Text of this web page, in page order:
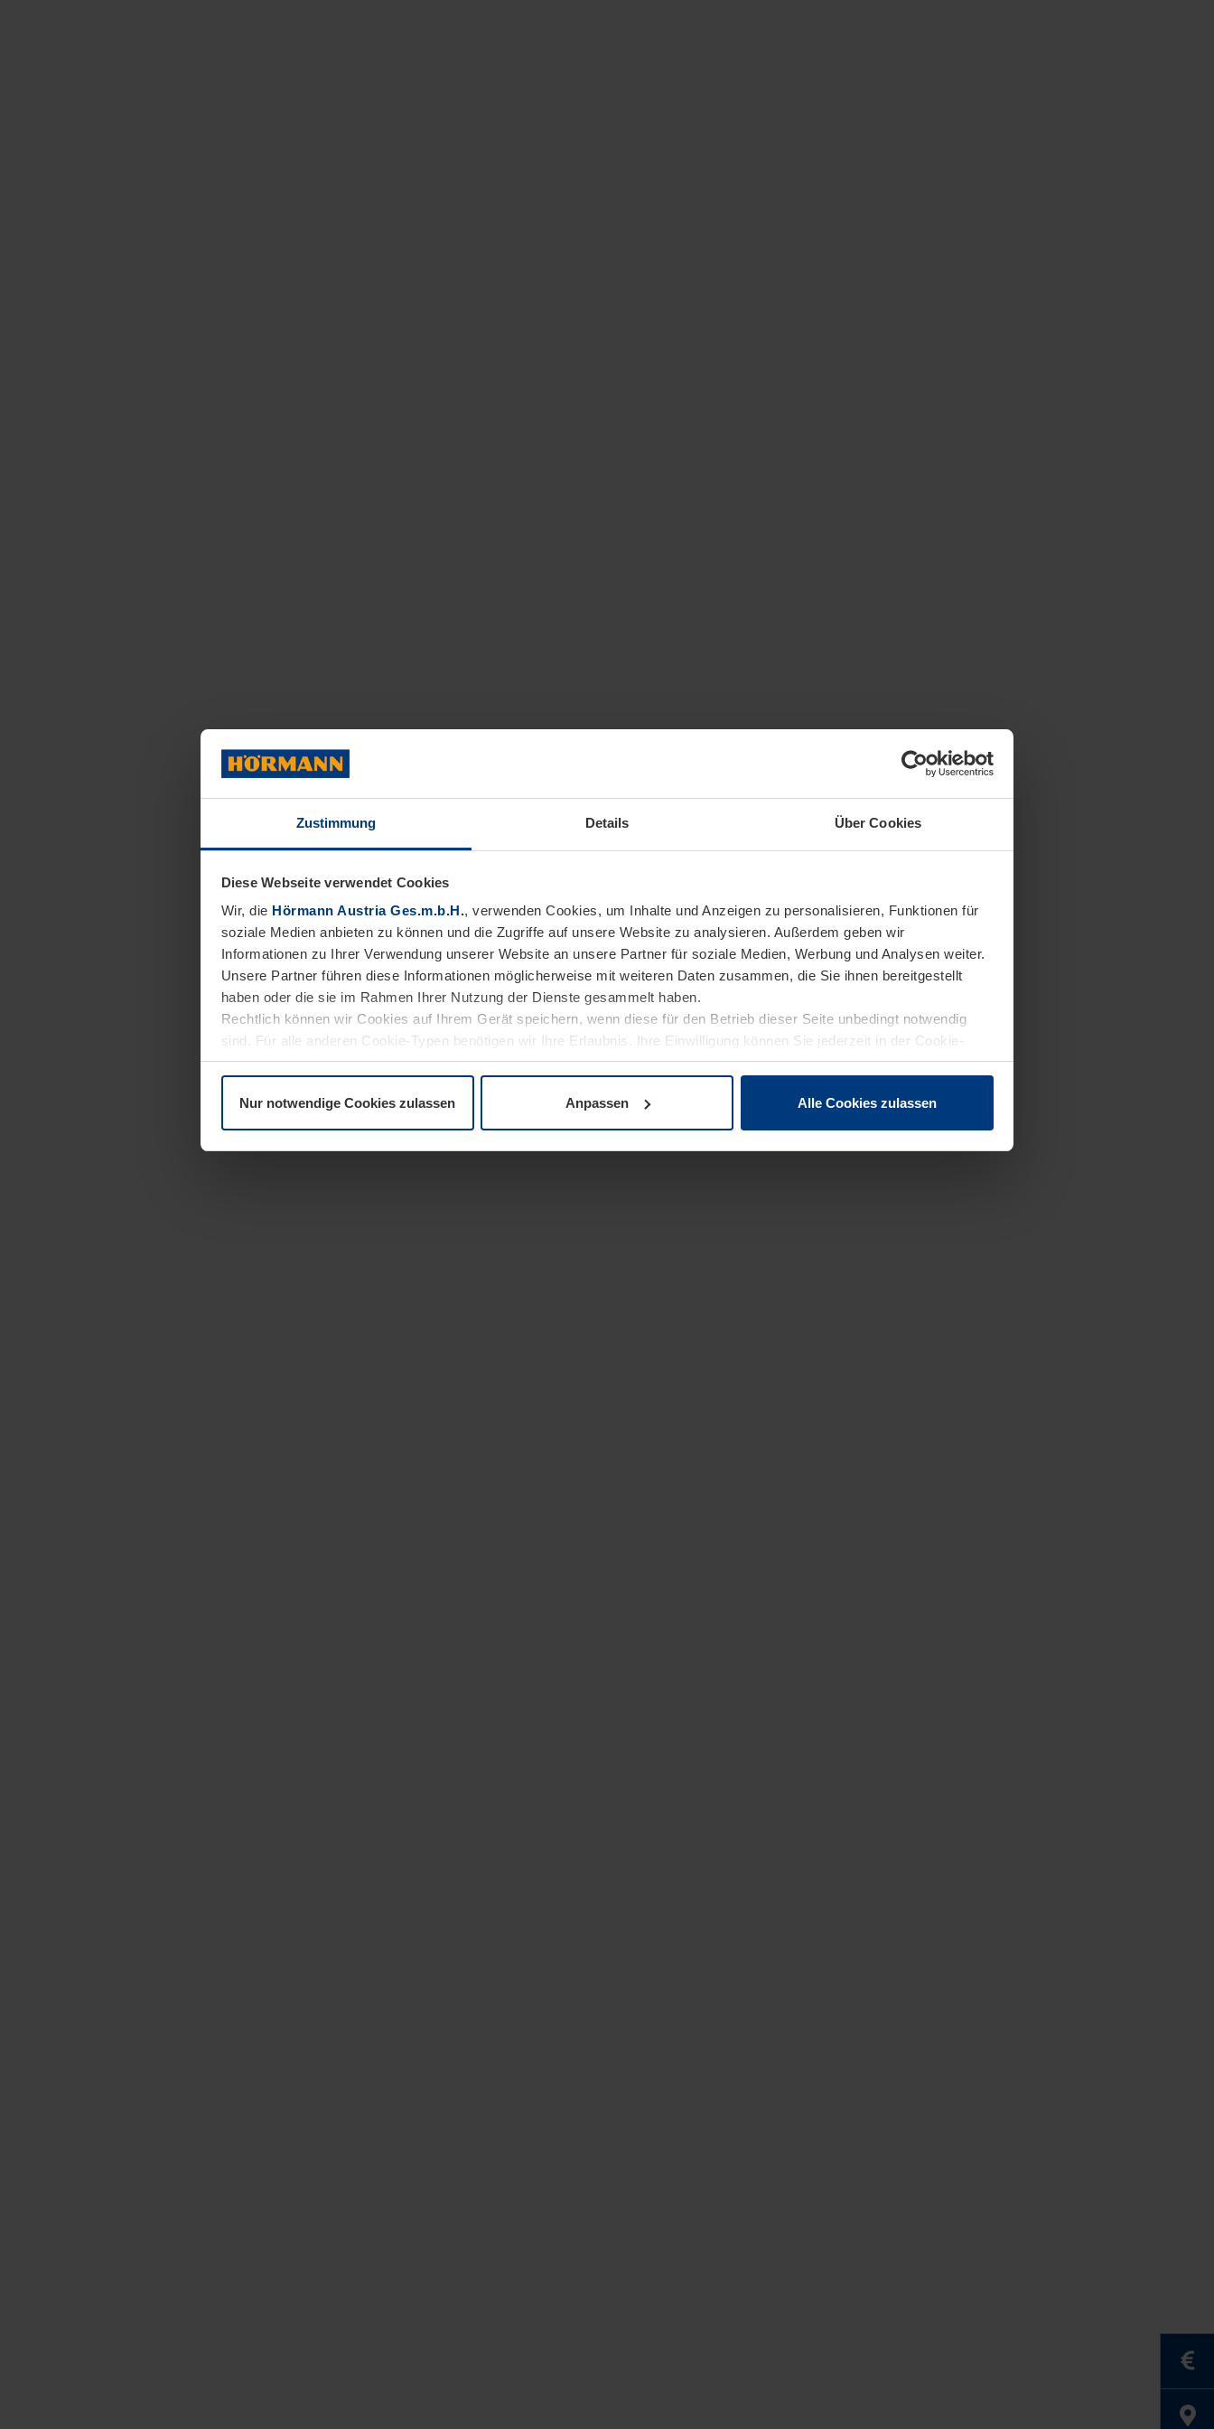
Zustimmung Details Über Cookies
Diese Webseite verwendet Cookies
Wir, die Hörmann Austria Ges.m.b.H., verwenden Cookies, um Inhalte und Anzeigen zu personalisieren, Funktionen für
soziale Medien anbieten zu können und die Zugriffe auf unsere Website zu analysieren. Außerdem geben wir
Informationen zu Ihrer Verwendung unserer Website an unsere Partner für soziale Medien, Werbung und Analysen weiter.
Unsere Partner führen diese Informationen möglicherweise mit weiteren Daten zusammen, die Sie ihnen bereitgestellt
haben oder die sie im Rahmen Ihrer Nutzung der Dienste gesammelt haben.
Rechtlich können wir Cookies auf Ihrem Gerät speichern, wenn diese für den Betrieb dieser Seite unbedingt notwendig
sind. Für alle anderen Cookie-Typen benötigen wir Ihre Erlaubnis. Ihre Einwilligung können Sie jederzeit in der Cookie-
Erläuterung auf der SeiteDatenschutzerklärungunserer Website ändern oder widerrufen.
Nur notwendige Cookies zulassen Anpassen Alle Cookies zulassen